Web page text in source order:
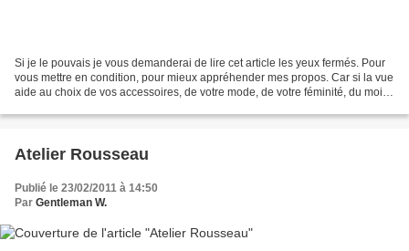
Si je le pouvais je vous demanderai de lire cet article les yeux fermés. Pour
vous mettre en condition, pour mieux appréhender mes propos. Car si la vue
aide au choix de vos accessoires, de votre mode, de votre féminité, du moins
Atelier Rousseau
Publié le 23/02/2011 à 14:50
Par Gentleman W.